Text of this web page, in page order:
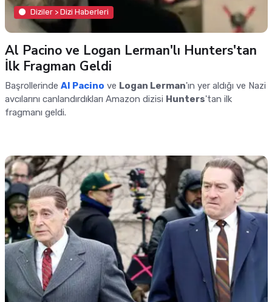
Diziler > Dizi Haberleri
Al Pacino ve Logan Lerman'lı Hunters'tan
İlk Fragman Geldi
Başrollerinde Al Pacino ve Logan Lerman'ın yer aldığı ve Nazi
avcılarını canlandırdıkları Amazon dizisi Hunters'tan ilk
fragmanı geldi.